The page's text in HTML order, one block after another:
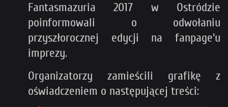
Fantasmazuria 2017 w Ostródzie
poinformowali o odwołaniu
przyszłorocznej edycji na fanpage'u
imprezy.
Organizatorzy zamieścili grafikę z
oświadczeniem o następującej treści: